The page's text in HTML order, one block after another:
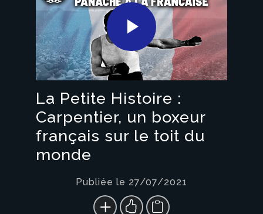
Play
Video
La Petite Histoire :
Carpentier, un boxeur
français sur le toit du
monde
Publiée le 27/07/2021